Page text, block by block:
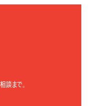
談まで。